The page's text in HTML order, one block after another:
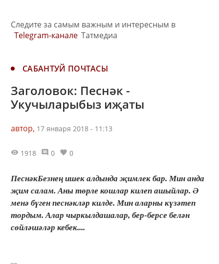
Следите за самым важным и интересным в
Telegram-канале Татмедиа
САБАНТУЙ ПОЧТАСЫ
Заголовок: Песнәк -
Укучыларыбыз иҗаты
автор, 17 января 2018 - 11:13
1918 0 0
ПеснәкБезнең ишек алдында җимлек бар. Мин анда
җим салам. Аны төрле кошлар килеп ашыйлар. Ә
менә бүген песнәкләр килде. Мин аларны күзәтеп
тордым. Алар чыркылдашалар, бер-берсе белән
сөйләшәләр кебек....